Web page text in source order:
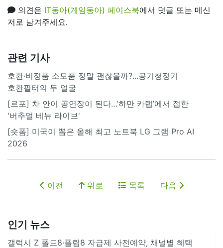
의견은 IT동아(게임동아) 페이스북에서 덧글 또는 메신
저로 남겨주세요.
관련 기사
호환·비정품 소모품 정말 괜찮을까?...공기청정기
호환필터의 두 얼굴
[르포] 차 안이 공연장이 된다…’하만 카랩’에서 접한
'버추얼 베뉴 라이브'
[숏폼] 미국이 뽑은 올해 최고 노트북 LG 그램 Pro AI
2026
이전 위로 목록 다음
인기 뉴스
갤럭시 Z 폴드8·플립8 자급제 사전예약, 채널별 혜택